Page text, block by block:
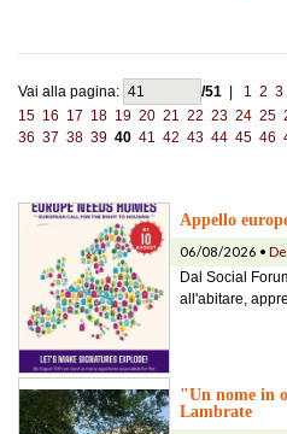
Vai alla pagina: /51 1 2 3
15 16 17 18 19 20 21 22 23 24 25
36 37 38 39 40 41 42 43 44 45 46
Appello
06/08/2026 •
Dal Social
all'abitare,
"Un nome in
Lambrate